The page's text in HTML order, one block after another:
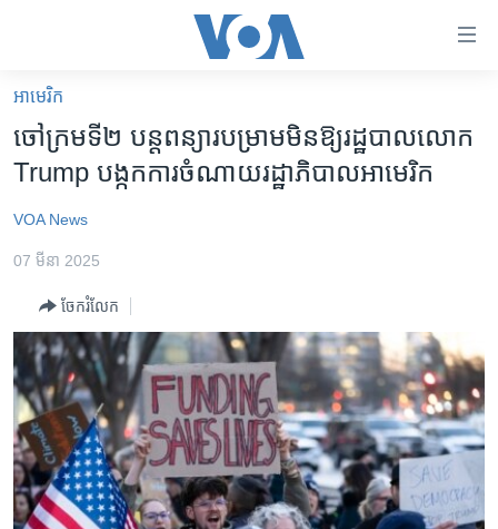
គេហទំព័រ​
ទាក់ទង
និង​
ទំព័រ​
រំលង​
និង​
ចូល​
ទៅ​
ទំព័រ​
រចនា
អន្តរជាតិ
កម្ពុជាច្នៃប្រតិដ្ឋ
ព្រឹត្តិការណ៍ព័ត៌មាន
ទូរទស្សន៍ / វីដេអូ​
វិទ្យុ / ផតខាសថ៍
កម្មវិធីទាំងអស់
អាមេរិក​
ចៅក្រម​ទី​២ បន្ត​ពន្យារ​​បម្រាម​មិន​ឱ្យ​រដ្ឋបាល​លោក​
Trump បង្កក​ការ​ចំណាយ​រដ្ឋាភិបាល​អាមេរិក
VOA News
07 មីនា 2025
ចែករំលែក